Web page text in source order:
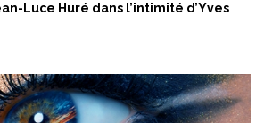
Luce Huré dans l’intimité d’Yves